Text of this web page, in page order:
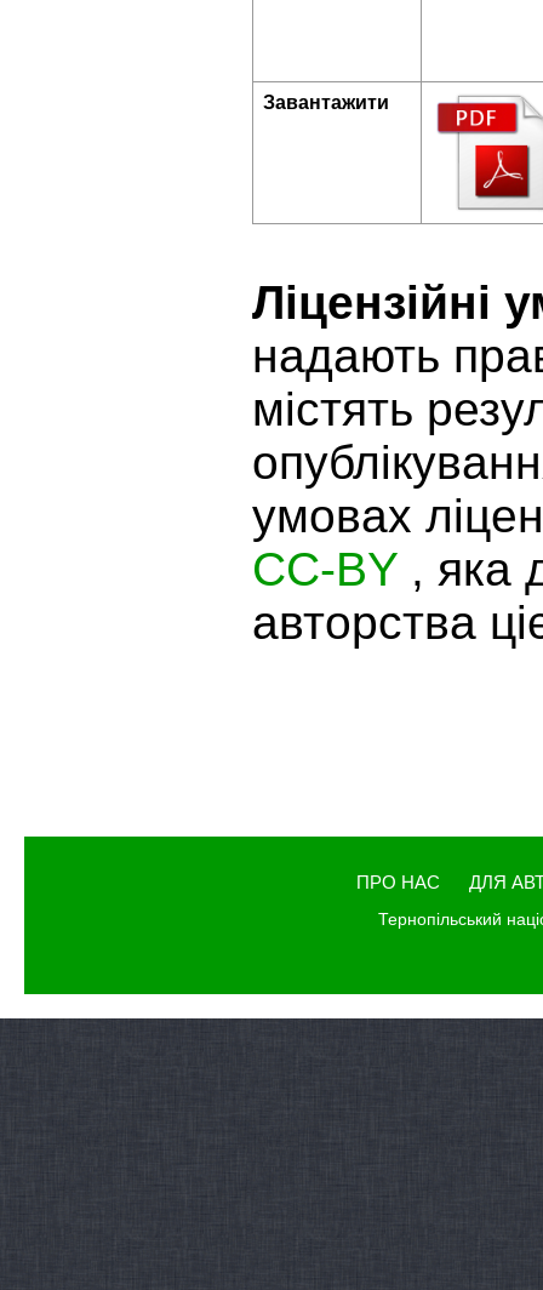
Завантажити
Ліцензійні
надають
містять
умовах
CC-BY , яка
авторства
ПРО НАС ДЛЯ
Тернопільський